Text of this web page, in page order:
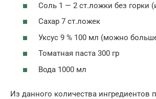
Соль 1 — 2 ст.ложки без горки
Сахар 7 ст.ложек
Уксус 9 % 100 мл (можно
Томатная паста 300 гр
Вода 1000 мл
Из данного количества ингредиентов